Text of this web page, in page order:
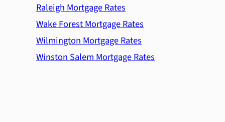
Raleigh Mortgage Rates
Wake Forest Mortgage Rates
Wilmington Mortgage Rates
Winston Salem Mortgage Rates